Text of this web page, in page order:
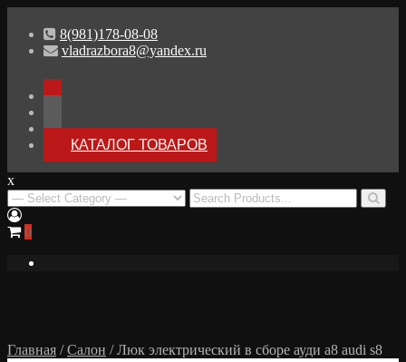
содержимому
8(981)178-08-08
vladrazbora8@yandex.ru
Наш
VK
КАТАЛОГ ТОВАРОВ
Разбор Ауди А8
Разборка Audi A8 D3
x
Search
for:
0
Главная /Салон / Люк электрический в сборе ауди а8 audi s8